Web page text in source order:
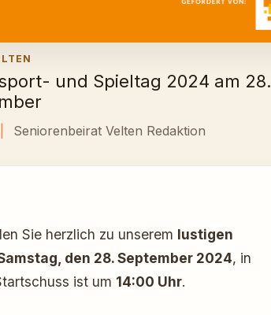
und Spieltag 2024 am 28.
Seniorenbeirat Velten Redaktion
Sie herzlich zu unserem lustigen
den 28. September 2024, in
ist um 14:00 Uhr.